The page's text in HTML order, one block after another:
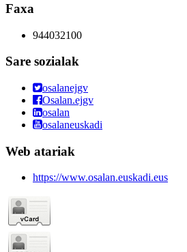
Faxa
944032100
Sare sozialak
osalanejgv
Osalan.ejgv
osalan
osalaneuskadi
Web atariak
https://www.osalan.euskadi.eus